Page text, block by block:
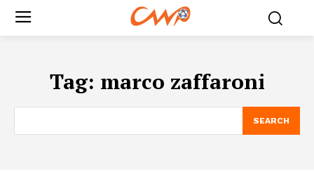
Tag: marco zaffaroni
SEARCH